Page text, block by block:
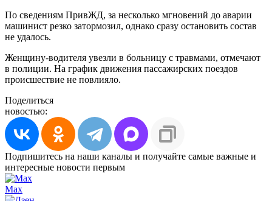
По сведениям ПривЖД, за несколько мгновений до аварии
машинист резко затормозил, однако сразу остановить состав
не удалось.
Женщину-водителя увезли в больницу с травмами, отмечают
в полиции. На график движения пассажирских поездов
происшествие не повлияло.
Поделиться
новостью:
Подпишитесь на наши каналы и получайте самые важные и
интересные новости первым
Max